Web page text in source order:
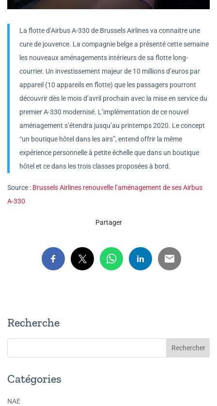
La flotte d’Airbus A-330 de Brussels Airlines va connaitre une
cure de jouvence. La compagnie belge a présenté cette semaine
les nouveaux aménagements intérieurs de sa flotte long-
courrier. Un investissement majeur de 10 millions d’euros par
appareil (10 appareils en flotte) que les passagers pourront
découvrir dès le mois d’avril prochain avec la mise en service du
premier A-330 modernisé. L’implémentation de ce nouvel
aménagement s’étendra jusqu’au printemps 2020. Le concept
“un boutique hôtel dans les airs”, entend offrir la même
expérience personnelle à petite échelle que dans un boutique
hôtel et ce dans les trois classes proposées à bord.
Source : Brussels Airlines renouvelle l’aménagement de ses Airbus
A-330
Partager
Recherche
Catégories
NAE